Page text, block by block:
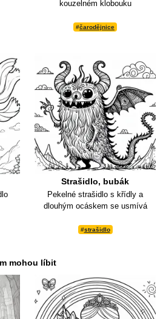
kouzelném klobouku
#čarodějnice
Strašidlo, bubák
Pekelné strašidlo s křídly a
dlouhým ocáskem se usmívá
#strašidlo
mohou líbit